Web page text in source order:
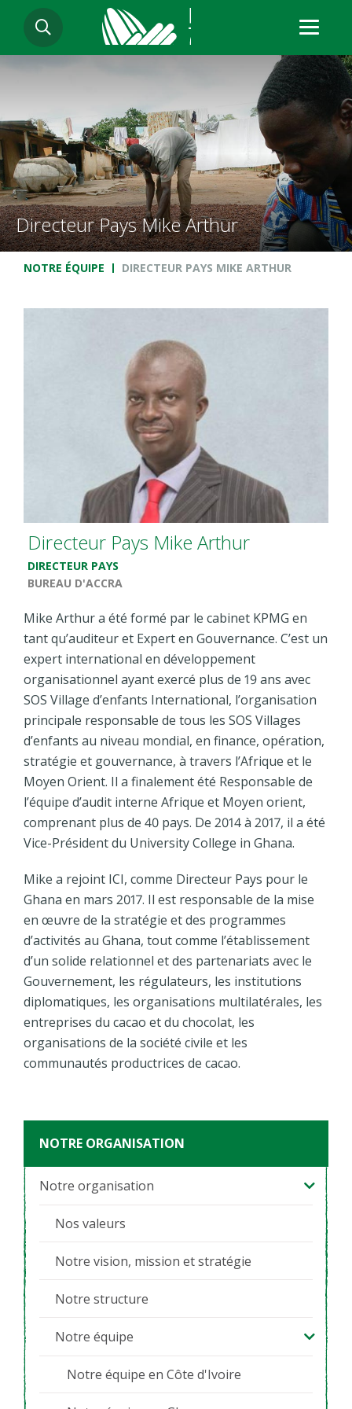
contenu
principal
RECHERCHER
Directeur Pays Mike Arthur
Fil d'Ariane
NOTRE ÉQUIPE DIRECTEUR PAYS MIKE ARTHUR
Directeur Pays Mike Arthur
DIRECTEUR PAYS
BUREAU D'ACCRA
Mike Arthur a été formé par le cabinet KPMG en
tant qu’auditeur et Expert en Gouvernance. C’est un
expert international en développement
organisationnel ayant exercé plus de 19 ans avec
SOS Village d’enfants International, l’organisation
principale responsable de tous les SOS Villages
d’enfants au niveau mondial, en finance, opération,
stratégie et gouvernance, à travers l’Afrique et le
Moyen Orient. Il a finalement été Responsable de
l’équipe d’audit interne Afrique et Moyen orient,
comprenant plus de 40 pays. De 2014 à 2017, il a été
Vice-Président du University College in Ghana.
Mike a rejoint ICI, comme Directeur Pays pour le
Ghana en mars 2017. Il est responsable de la mise
en œuvre de la stratégie et des programmes
d’activités au Ghana, tout comme l’établissement
d’un solide relationnel et des partenariats avec le
Gouvernement, les régulateurs, les institutions
diplomatiques, les organisations multilatérales, les
entreprises du cacao et du chocolat, les
organisations de la société civile et les
communautés productrices de cacao.
NOTRE ORGANISATION
Notre organisation
Nos valeurs
Notre vision, mission et stratégie
Notre structure
Notre équipe
Notre équipe en Côte d'Ivoire